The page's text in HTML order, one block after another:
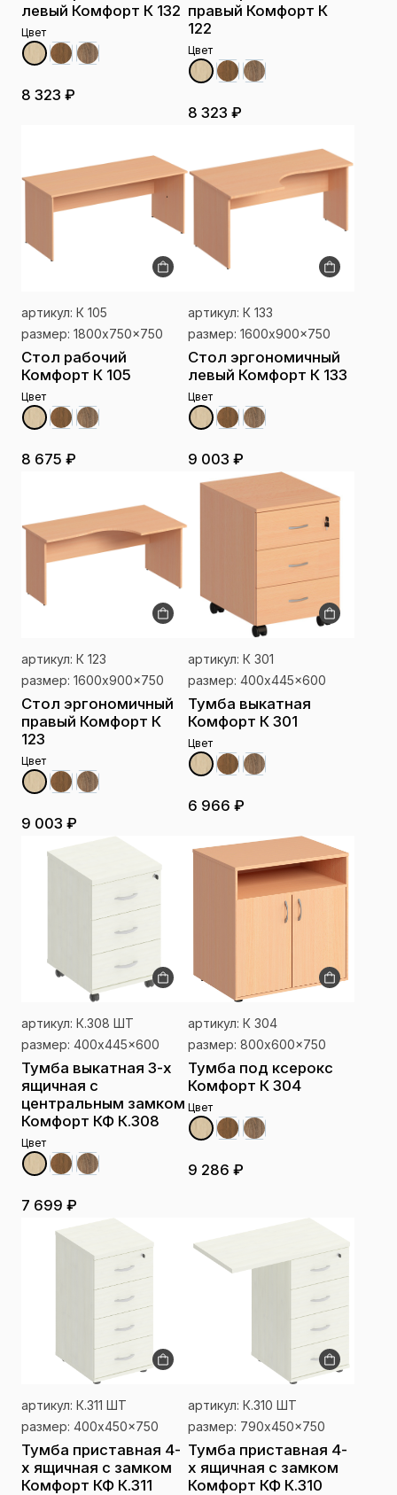
левый Комфорт К 132
Цвет
8 323 ₽
правый Комфорт К
122
Цвет
8 323 ₽
артикул: К 105
размер: 1800x750x750
Стол рабочий
Комфорт К 105
Цвет
8 675 ₽
артикул: К 133
размер: 1600x900x750
Стол эргономичный
левый Комфорт К 133
Цвет
9 003 ₽
артикул: К 123
размер: 1600x900x750
Стол эргономичный
правый Комфорт К
123
Цвет
9 003 ₽
артикул: К 301
размер: 400x445x600
Тумба выкатная
Комфорт К 301
Цвет
6 966 ₽
артикул: К.308 ШТ
размер: 400x445x600
Тумба выкатная 3-х
ящичная с
центральным замком
Комфорт КФ К.308
Цвет
7 699 ₽
артикул: К 304
размер: 800x600x750
Тумба под ксерокс
Комфорт К 304
Цвет
9 286 ₽
артикул: К.311 ШТ
размер: 400x450x750
Тумба приставная 4-
х ящичная с замком
Комфорт КФ К.311
артикул: К.310 ШТ
размер: 790x450x750
Тумба приставная 4-
х ящичная с замком
Комфорт КФ К.310